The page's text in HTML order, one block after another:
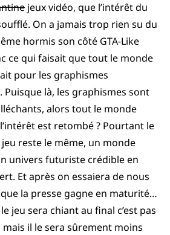
jeux vidéo, que l’intérêt du
On a jamais trop rien su du
hormis son côté GTA-Like
ce qui faisait que tout le monde
pour les graphismes
Puisque là, les graphismes sont
alors tout le monde
est retombé ? Pourtant le
reste le même, un monde
univers futuriste crédible en
Et après on essaiera de nous
la presse gagne en maturité…
le jeu sera chiant au final c’est pas
il le sera sûrement moins